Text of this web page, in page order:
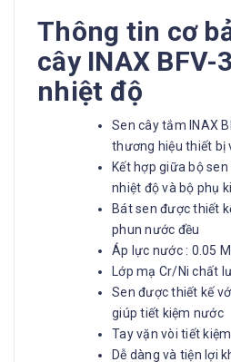
Thông tin cơ
cây INAX BFV-
nhiệt độ
Sen cây tắm INAX
thương hiệu thiết bị
Kết hợp giữa bộ
nhiệt độ và bộ phụ
Bát sen được thiết
phun nước đều
Áp lực nước : 0.05
Lớp mạ Cr/Ni chất
Sen được thiết kế
giúp tiết kiệm nước
Tay vặn vòi tiết
Dễ dàng và tiện lợi